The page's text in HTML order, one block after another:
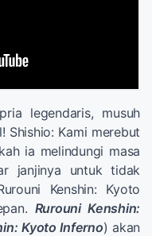
legendaris, musuh
Shishio: Kami merebut
ia melindungi masa
janjinya untuk tidak
Kenshin: Kyoto
Rurouni Kenshin:
Kyoto Inferno) akan